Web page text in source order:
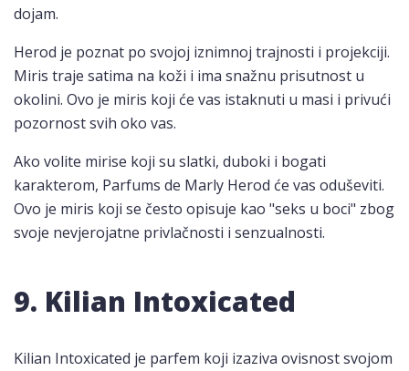
dojam.
Herod je poznat po svojoj iznimnoj trajnosti i projekciji.
Miris traje satima na koži i ima snažnu prisutnost u
okolini. Ovo je miris koji će vas istaknuti u masi i privući
pozornost svih oko vas.
Ako volite mirise koji su slatki, duboki i bogati
karakterom, Parfums de Marly Herod će vas oduševiti.
Ovo je miris koji se često opisuje kao "seks u boci" zbog
svoje nevjerojatne privlačnosti i senzualnosti.
9. Kilian Intoxicated
Kilian Intoxicated je parfem koji izaziva ovisnost svojom